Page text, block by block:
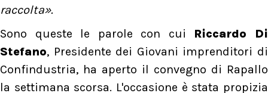
raccolta».
Sono queste le parole con cui Riccardo Di
Stefano, Presidente dei Giovani imprenditori di
Confindustria, ha aperto il convegno di Rapallo
la settimana scorsa. L'occasione è stata propizia